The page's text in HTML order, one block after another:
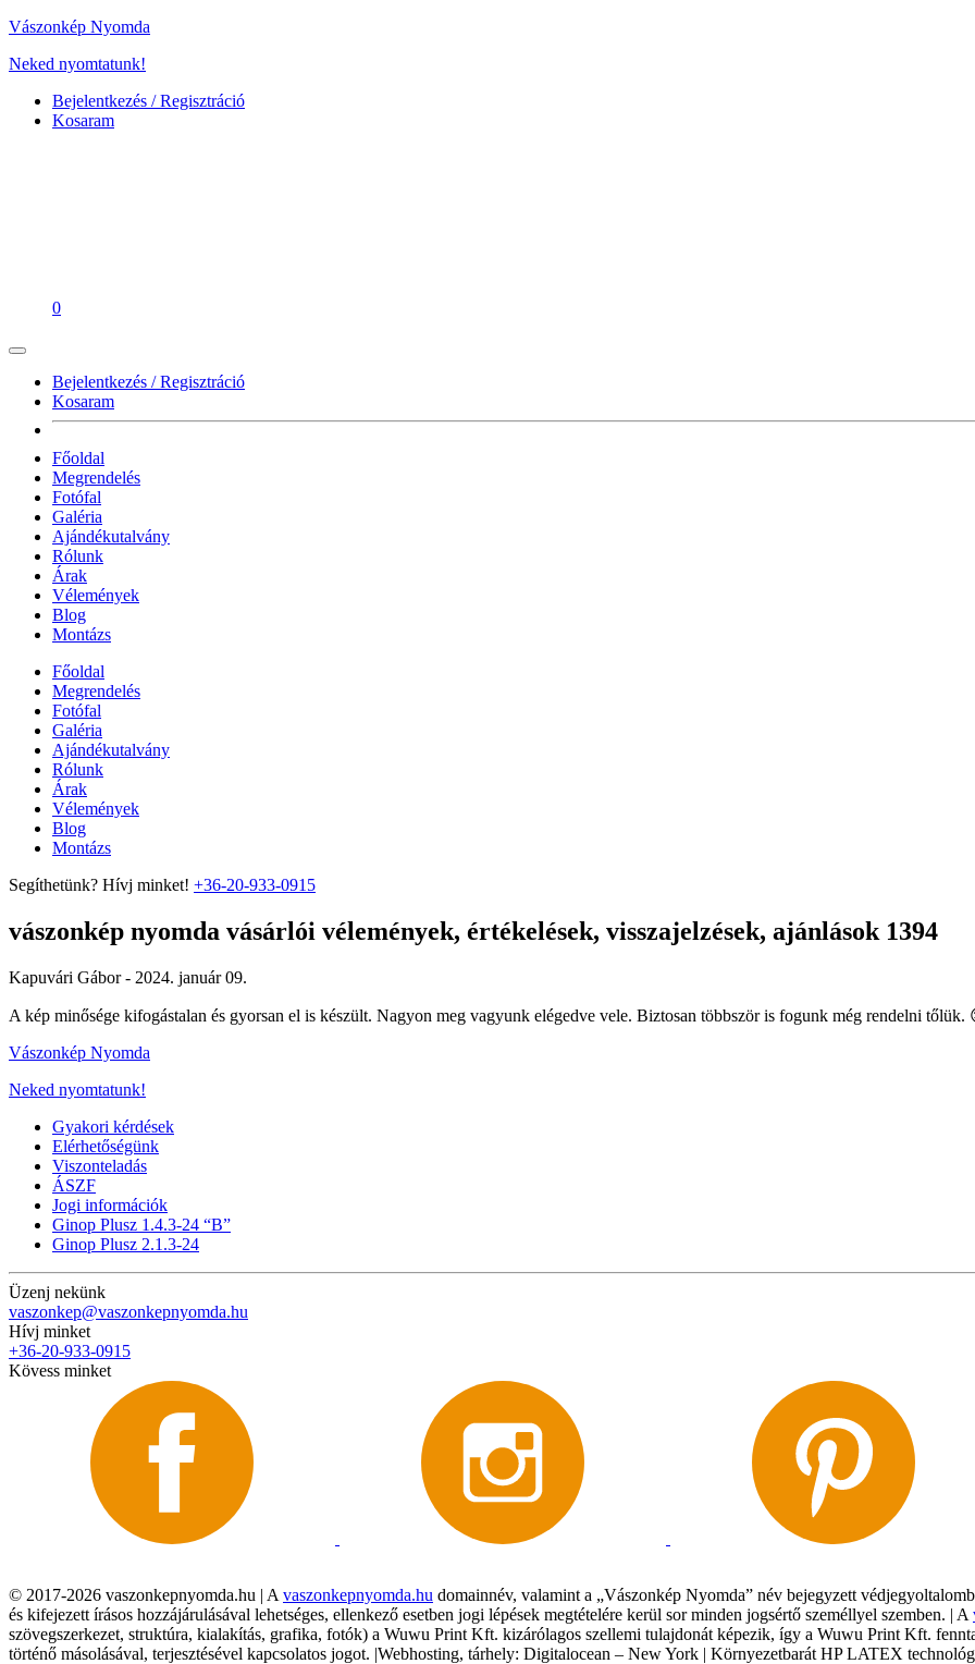
Vászonkép Nyomda
Neked nyomtatunk!
Bejelentkezés / Regisztráció
Kosaram
0
Bejelentkezés / Regisztráció
Kosaram
Főoldal
Megrendelés
Fotófal
Galéria
Ajándékutalvány
Rólunk
Árak
Vélemények
Blog
Montázs
Főoldal
Megrendelés
Fotófal
Galéria
Ajándékutalvány
Rólunk
Árak
Vélemények
Blog
Montázs
Segíthetünk? Hívj minket! +36-20-933-0915
vászonkép nyomda vásárlói vélemények, értékelések, visszajelzések, ajánlások 1394
Kapuvári Gábor - 2024. január 09.
A kép minősége kifogástalan és gyorsan el is készült. Nagyon meg vagyunk elégedve vele. Biztosan többször is fogunk még rendelni tőlük.
Vászonkép Nyomda
Neked nyomtatunk!
Gyakori kérdések
Elérhetőségünk
Viszonteladás
ÁSZF
Jogi információk
Ginop Plusz 1.4.3-24 “B”
Ginop Plusz 2.1.3-24
Üzenj nekünk
vaszonkep@vaszonkepnyomda.hu
Hívj minket
+36-20-933-0915
Kövess minket
© 2017-2026 vaszonkepnyomda.hu | A vaszonkepnyomda.hu domainnév, valamint a „Vászonkép Nyomda” név bejegyzett
és kifejezett írásos hozzájárulásával lehetséges, ellenkező esetben jogi lépések megtételére kerül sor minden jogsértő személlyel szemben. | A
szövegszerkezet, struktúra, kialakítás, grafika, fotók) a Wuwu Print Kft. kizárólagos szellemi tulajdonát képezik, így a Wuwu Print Kft.
történő másolásával, terjesztésével kapcsolatos jogot. |Webhosting, tárhely: Digitalocean – New York | Környezetbarát HP LATEX